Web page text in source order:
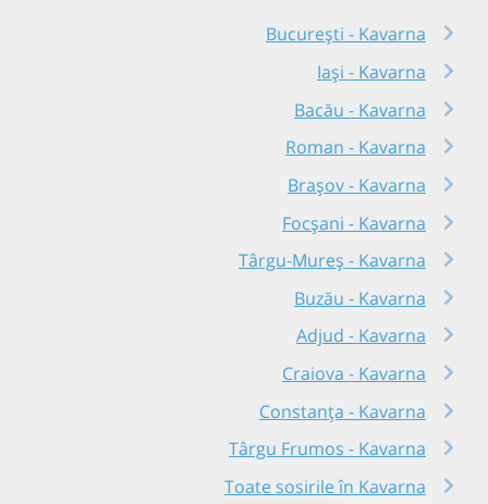
București - Kavarna
Iași - Kavarna
Bacău - Kavarna
Roman - Kavarna
Brașov - Kavarna
Focșani - Kavarna
Târgu-Mureș - Kavarna
Buzău - Kavarna
Adjud - Kavarna
Craiova - Kavarna
Constanța - Kavarna
Târgu Frumos - Kavarna
Toate sosirile în Kavarna